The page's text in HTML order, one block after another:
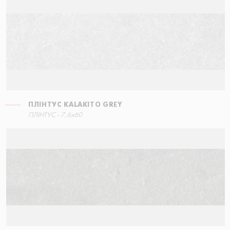
ПЛІНТУС KALAKITO GREY
ПЛІНТУС - 7,6x60
СХОДИНКА ПРЯМА
60x34,5